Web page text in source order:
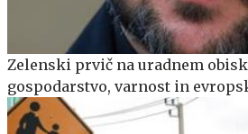
Zelenski prvič na uradnem
gospodarstvo, varnost in